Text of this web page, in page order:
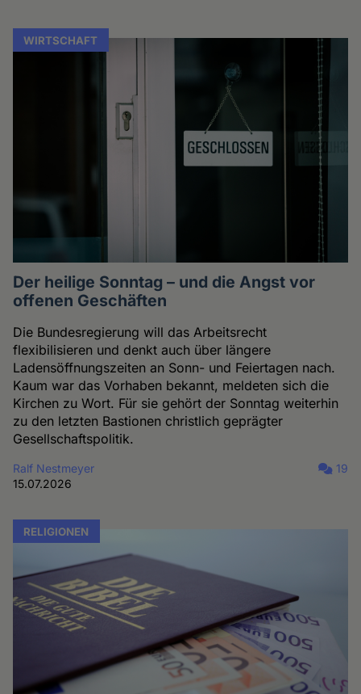
WIRTSCHAFT
Der heilige Sonntag – und die Angst vor
offenen Geschäften
Die Bundesregierung will das Arbeitsrecht
flexibilisieren und denkt auch über längere
Ladensöffnungszeiten an Sonn- und Feiertagen nach.
Kaum war das Vorhaben bekannt, meldeten sich die
Kirchen zu Wort. Für sie gehört der Sonntag weiterhin
zu den letzten Bastionen christlich geprägter
Gesellschaftspolitik.
Ralf Nestmeyer
15.07.2026
19
RELIGIONEN